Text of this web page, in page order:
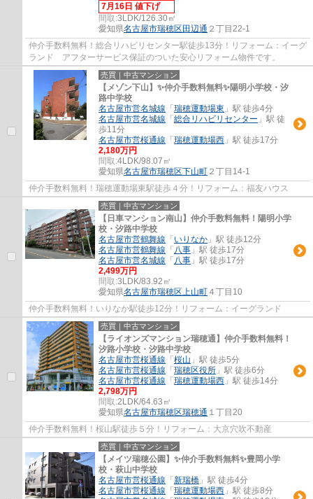
7月16日 値下げ
間取:3LDK/126.30㎡
愛知県名古屋市瑞穂区 田辺通 ２丁目22-1
仲介手数料無料！総合リハビリセンター駅徒歩13分！リフォーム：イーグ
ランド アフターサービス保証のついた安心リフォーム物件です。
売買｜中古マンション
【メゾン下山】✨️仲介手数料無料✨️陽明小学校・汐
路中学校
名古屋市営名城線 「 瑞穂運動場東 」駅 徒歩4分
名古屋市営名城線 「 総合リハビリセンター 」駅 徒
歩11分
名古屋市営桜通線 「 瑞穂運動場西 」駅 徒歩17分
2,180万円
間取:4LDK/98.07㎡
愛知県名古屋市瑞穂区下山町 ２丁目14-1
仲介手数料無料！瑞穂運動場東駅徒歩４分！リフォーム：福友ハウス
売買｜中古マンション
【日車マンション南山】仲介手数料無料！陽明小学
校・汐路中学校
名古屋市営鶴舞線 「 いりなか 」駅 徒歩12分
名古屋市営鶴舞線 「 八事 」駅 徒歩17分
名古屋市営名城線 「 八事 」駅 徒歩17分
2,499万円
間取:3LDK/83.92㎡
愛知県名古屋市瑞穂区上山町 ４丁目10
仲介手数料無料！いりなか駅徒歩12分！リフォーム：イーグランド
売買｜中古マンション
【ライオンズマンション瑞穂通】仲介手数料無料！
汐路小学校・汐路中学校
名古屋市営桜通線 「 桜山 」駅 徒歩5分
名古屋市営桜通線 「 瑞穂区役所 」駅 徒歩6分
名古屋市営桜通線 「 瑞穂運動場西 」駅 徒歩14分
2,798万円
間取:2LDK/64.63㎡
愛知県名古屋市瑞穂区瑞穂通 １丁目20
仲介手数料無料！桜山駅徒歩５分！リフォーム：大京穴吹不動産
売買｜中古マンション
【メイツ瑞穂公園】✨️仲介手数料無料✨️豊岡小学
校・萩山中学校
名古屋市営桜通線 「 新瑞橋 」駅 徒歩4分
名古屋市営桜通線 「 瑞穂運動場西 」駅 徒歩8分